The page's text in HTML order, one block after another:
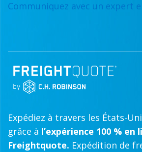
Communiquez avec un expert
Expédiez à travers les États-
grâce à l’expérience 100 % en
Freightquote. Expédition de